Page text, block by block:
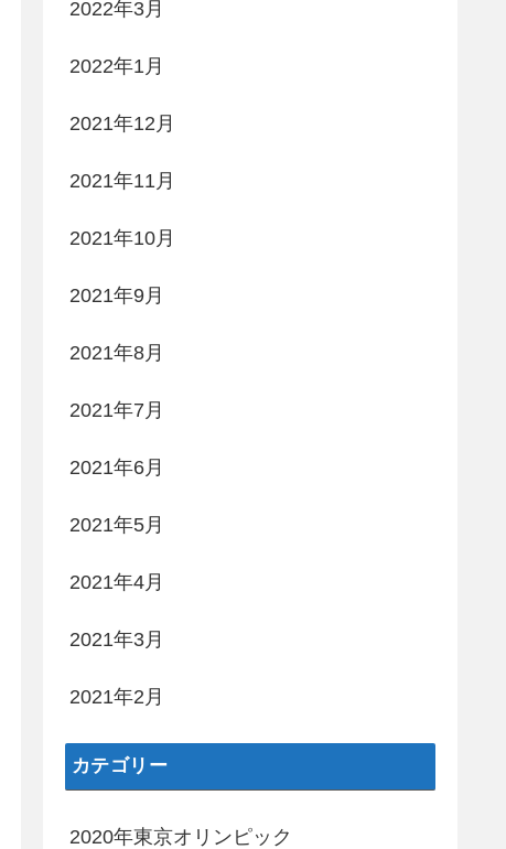
2022年3月
2022年1月
2021年12月
2021年11月
2021年10月
2021年9月
2021年8月
2021年7月
2021年6月
2021年5月
2021年4月
2021年3月
2021年2月
カテゴリー
2020年東京オリンピック